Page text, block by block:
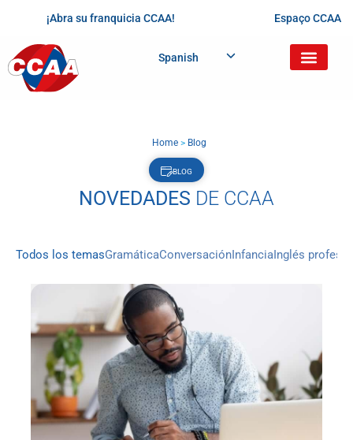
¡Abra su franquicia CCAA! Espaço CCAA
Spanish
Home > Blog
BLOG
NOVEDADES DE CCAA
Todos los temasGramáticaConversaciónInfanciaInglés